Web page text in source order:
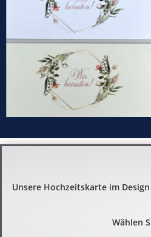
Unsere Hochzeitskarte im
Wählen